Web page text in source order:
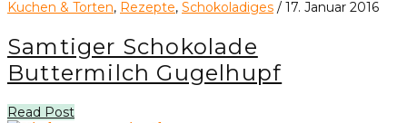
Kuchen & Torten, Rezepte, Schokoladiges / 17. Januar 2016
Samtiger Schokolade
Buttermilch Gugelhupf
Read Post